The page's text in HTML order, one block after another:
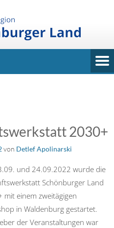
2030+
von Detlef Apolinarski
und 24.09.2022 wurde die
Schönburger Land
mit einem zweitägigen
in Waldenburg gestartet.
der Veranstaltungen war